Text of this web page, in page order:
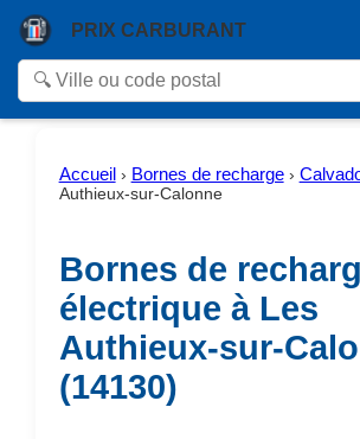
PRIX CARBURANT
Accueil › Bornes de recharge›
Authieux-sur-Calonne
Bornes de
électrique à Les
Authieux-sur-
(14130)